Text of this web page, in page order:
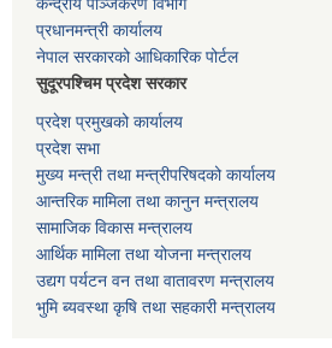
प्रधानमन्त्री कार्यालय
नेपाल सरकारको आधिकारिक पोर्टल
सुदूरपश्चिम प्रदेश सरकार
प्रदेश प्रमुखको कार्यालय
प्रदेश सभा
मुख्य मन्त्री तथा मन्त्रीपरिषदको कार्यालय
आन्तरिक मामिला तथा कानुन मन्त्रालय
सामाजिक विकास मन्त्रालय
आर्थिक मामिला तथा योजना मन्त्रालय
उद्यग पर्यटन वन तथा वातावरण मन्त्रालय
भुमि ब्यवस्था कृषि तथा सहकारी मन्त्रालय